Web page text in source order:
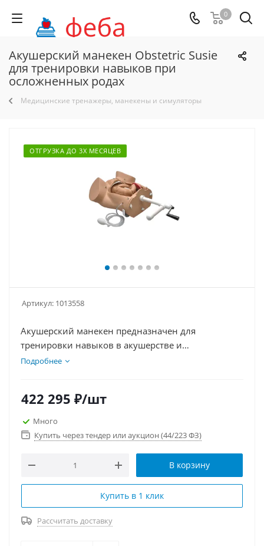
0
Акушерский манекен Obstetric Susie
для тренировки навыков при
осложненных родах
Медицинские тренажеры, манекены и симуляторы
ОТГРУЗКА ДО 3Х МЕСЯЦЕВ
Артикул: 1013558
Акушерский манекен предназначен для
тренировки навыков в акушерстве и
осложненных родах. Имеет надувную подушку
Включает инструкции по применению,
способствующие эффективной практике.
Моделирует роды с различными положениями
плода, включая тазовое предлежание.
Поддерживает внутриматочные манипуляции и
обучение маневрам, таким как Пинарда и
вакуумная экстракция. После родов используется
для массажа дна матки и проведения
эпизиотомии.
Подробнее
422 295 ₽/шт
Много
Купить через тендер или аукцион (44/223 ФЗ)
В корзину
Купить в 1 клик
Рассчитать доставку